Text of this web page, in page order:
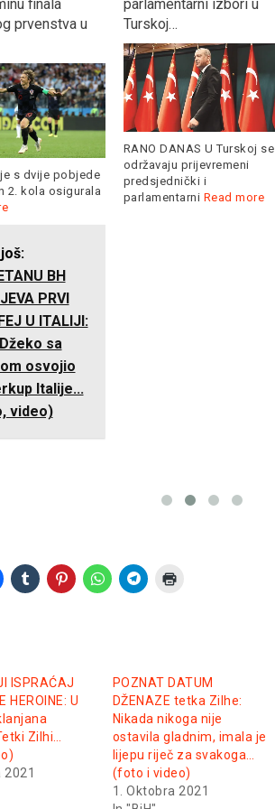
finala
prvenstva u
s dvije pobjede
2. kola osigurala
BH
PRVI
U ITALIJI:
sa
osvojio
Italije...
video)
parlamentarni izbori u
Turskoj…
RANO DANAS U Turskoj se
održavaju prijevremeni
predsjednički i
parlamentarni Read more
ISPRAĆAJ
HEROINE: U
Zilhi…
2021
POZNAT DATUM
DŽENAZE tetka Zilhe:
Nikada nikoga nije
ostavila gladnim, imala je
lijepu riječ za svakoga…
(foto i video)
1. Oktobra 2021